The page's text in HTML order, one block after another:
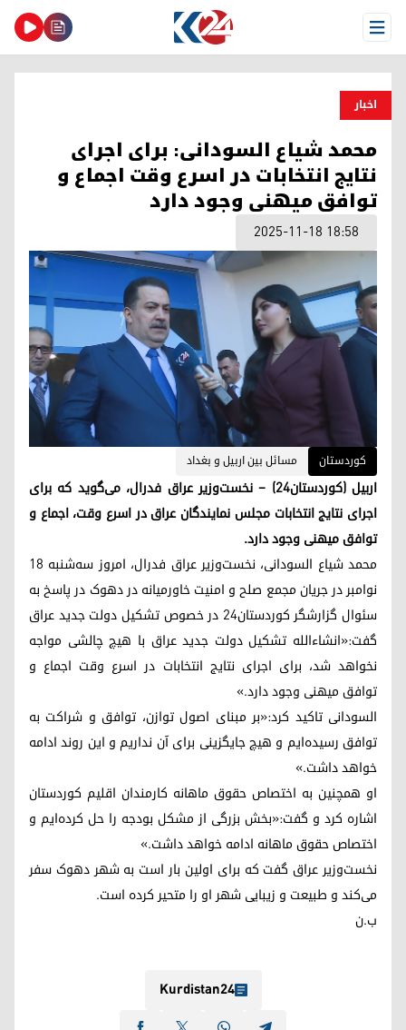
Open Menu
اخبار
محمد شیاع السودانی: برای اجرای
نتایج انتخابات در اسرع وقت اجماع و
توافق میهنی وجود دارد
2025-11-18 18:58
کوردستان مسائل بین اربیل و بغداد
اربیل (کوردستان٢٤) – نخست‌وزیر عراق فدرال، می‌گوید که برای
اجرای نتایج انتخابات مجلس نمایندگان عراق در اسرع وقت، اجماع و
توافق میهنی وجود دارد.
محمد شیاع السودانی، نخست‌وزیر عراق فدرال، امروز سه‌شنبه ۱۸
نوامبر در جریان مجمع صلح و امنیت خاورمیانه در دهوک در پاسخ به
سئوال گزارشگر کوردستان۲۴ در خصوص تشکیل دولت جدید عراق
گفت:«انشاءالله تشکیل دولت جدید عراق با هیچ چالشی مواجه
نخواهد شد، برای اجرای نتایج انتخابات در اسرع وقت اجماع و
توافق میهنی وجود دارد.»
السودانی تاکید کرد:«بر مبنای اصول توازن، توافق و شراکت به
توافق رسیده‌ایم و هیچ جایگزینی برای آن نداریم و این روند ادامه
خواهد داشت.»
او همچنین به اختصاص حقوق ماهانه کارمندان اقلیم کوردستان
اشاره کرد و گفت:«بخش بزرگی از مشکل بودجه را حل کرده‌ایم و
اختصاص حقوق ماهانه ادامه خواهد داشت.»
نخست‌وزیر عراق گفت که برای اولین بار است به شهر دهوک سفر
می‌کند و طبیعت و زیبایی شهر او را متحیر کرده است.
ب.ن
Kurdistan24